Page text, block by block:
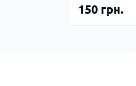
150 грн.